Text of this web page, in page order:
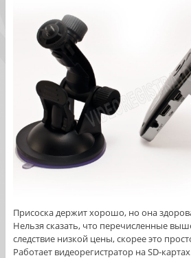
Присоска держит хорошо, но она
Нельзя сказать, что перечисленные
следствие низкой цены, скорее это
Работает видеорегистратор на SD-